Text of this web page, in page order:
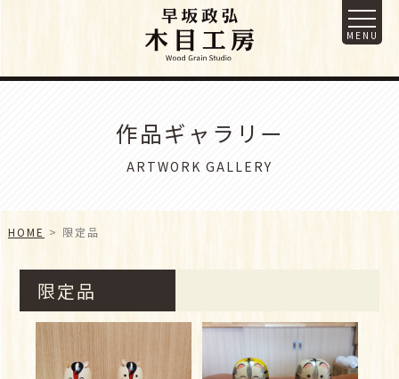
作品ギャラリー
ARTWORK GALLERY
HOME 限定品
限定品